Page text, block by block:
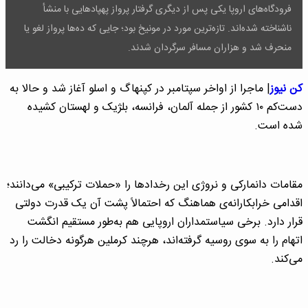
فرودگاه‌های اروپا یکی پس از دیگری گرفتار پرواز پهپادهایی با منشأ
ناشناخته شده‌اند. تازه‌ترین مورد در مونیخ بود؛ جایی که ده‌ها پرواز لغو یا
منحرف شد و هزاران مسافر سرگردان شدند.
کن نیوز| ماجرا از اواخر سپتامبر در کپنهاگ و اسلو آغاز شد و حالا به
دست‌کم ۱۰ کشور از جمله آلمان، فرانسه، بلژیک و لهستان کشیده
شده است.
مقامات دانمارکی و نروژی این رخدادها را «حملات ترکیبی» می‌دانند؛
اقدامی خرابکارانه‌ی هماهنگ که احتمالاً پشت آن یک قدرت دولتی
قرار دارد. برخی سیاستمداران اروپایی هم به‌طور مستقیم انگشت
اتهام را به سوی روسیه گرفته‌اند، هرچند کرملین هرگونه دخالت را رد
می‌کند.